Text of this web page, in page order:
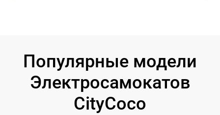
Популярные модели
Электросамокатов
CityCoco